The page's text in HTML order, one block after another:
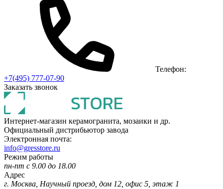
Телефон:
+7(495) 777-07-90
Заказать звонок
Интернет-магазин керамогранита, мозаики и др.
Официальный дистрибьютор завода
Электронная почта:
info@gresstore.ru
Режим работы
пн-пт с 9.00 до 18.00
Адрес
г. Москва, Научный проезд, дом 12, офис 5, этаж 1